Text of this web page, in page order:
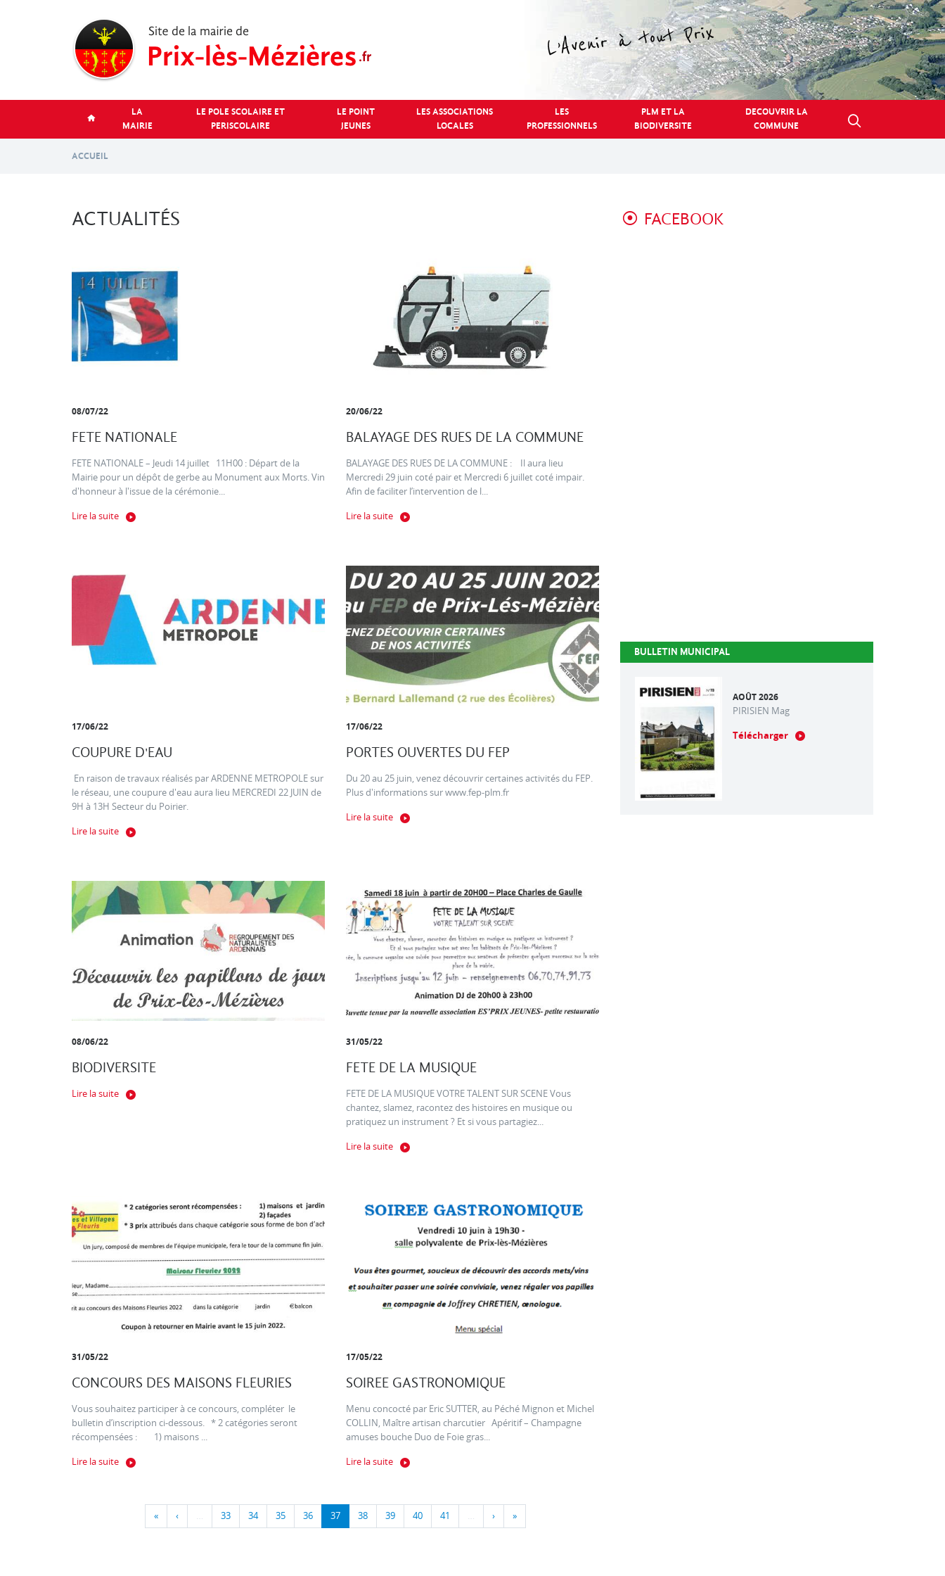
LA
MAIRIE
LE POLE SCOLAIRE ET
PERISCOLAIRE
LE POINT
JEUNES
LES ASSOCIATIONS
LOCALES
LES
PROFESSIONNELS
PLM ET LA
BIODIVERSITE
DECOUVRIR LA
COMMUNE
ACCUEIL
ACTUALITÉS
08/07/22
FETE NATIONALE
FETE NATIONALE – Jeudi 14 juillet 11H00 : Départ de la
Mairie pour un dépôt de gerbe au Monument aux Morts. Vin
d'honneur à l'issue de la cérémonie...
Lire la suite
20/06/22
BALAYAGE DES RUES DE LA COMMUNE
BALAYAGE DES RUES DE LA COMMUNE : Il aura lieu
Mercredi 29 juin coté pair et Mercredi 6 juillet coté impair.
Afin de faciliter l’intervention de l...
Lire la suite
17/06/22
COUPURE D'EAU
En raison de travaux réalisés par ARDENNE METROPOLE sur
le réseau, une coupure d'eau aura lieu MERCREDI 22 JUIN de
9H à 13H Secteur du Poirier.
Lire la suite
17/06/22
PORTES OUVERTES DU FEP
Du 20 au 25 juin, venez découvrir certaines activités du FEP.
Plus d'informations sur www.fep-plm.fr
Lire la suite
08/06/22
BIODIVERSITE
Lire la suite
31/05/22
FETE DE LA MUSIQUE
FETE DE LA MUSIQUE VOTRE TALENT SUR SCENE Vous
chantez, slamez, racontez des histoires en musique ou
pratiquez un instrument ? Et si vous partagiez...
Lire la suite
31/05/22
CONCOURS DES MAISONS FLEURIES
Vous souhaitez participer à ce concours, compléter le
bulletin d’inscription ci-dessous. * 2 catégories seront
récompensées : 1) maisons ...
Lire la suite
17/05/22
SOIREE GASTRONOMIQUE
Menu concocté par Eric SUTTER, au Péché Mignon et Michel
COLLIN, Maître artisan charcutier Apéritif – Champagne
amuses bouche Duo de Foie gras...
Lire la suite
« ‹ … 33 34 35 36 37 38 39 40 41 … › »
FACEBOOK
BULLETIN MUNICIPAL
AOÛT 2026
PIRISIEN Mag
Télécharger